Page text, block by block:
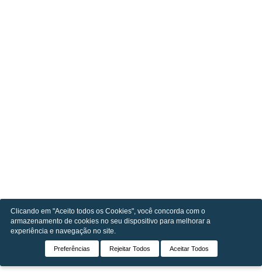
Clicando em "Aceito todos os Cookies", você concorda com o
armazenamento de cookies no seu dispositivo para melhorar a
experiência e navegação no site.
Preferências Rejeitar Todos Aceitar Todos